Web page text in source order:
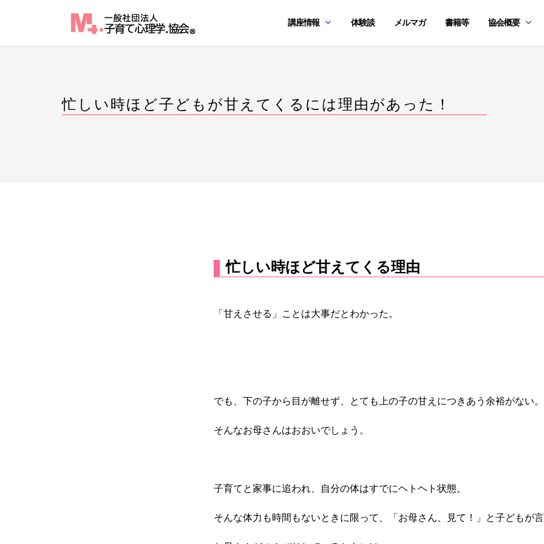
講座情報 体験談 メルマガ 書籍等 協会概要
忙しい時ほど子どもが甘えてくるには理由があった！
忙しい時ほど甘えてくる理由
「甘えさせる」ことは大事だとわかった。
でも、下の子から目が離せず、とても上の子の甘えにつきあう余裕がない。
そんなお母さんはおおいでしょう。
子育てと家事に追われ、自分の体はすでにヘトヘト状態。
そんな体力も時間もないときに限って、「お母さん、見て！」と子どもが